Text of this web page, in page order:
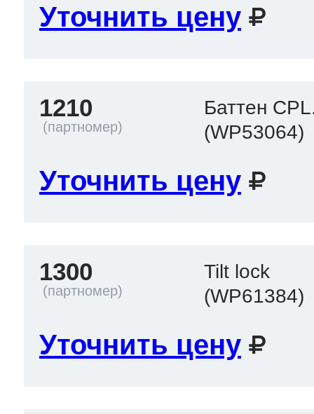
Уточнить цену
1210
Баттен
(WP53064)
Уточнить цену
1300
Tilt lock
(WP61384)
Уточнить цену